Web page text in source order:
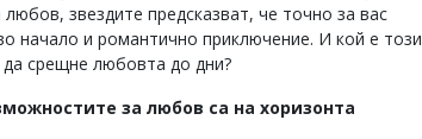
звездите предсказват, че точно за вас
начало и романтично приключение. И кой е този
срещне любовта до дни?
за любов са на хоризонта